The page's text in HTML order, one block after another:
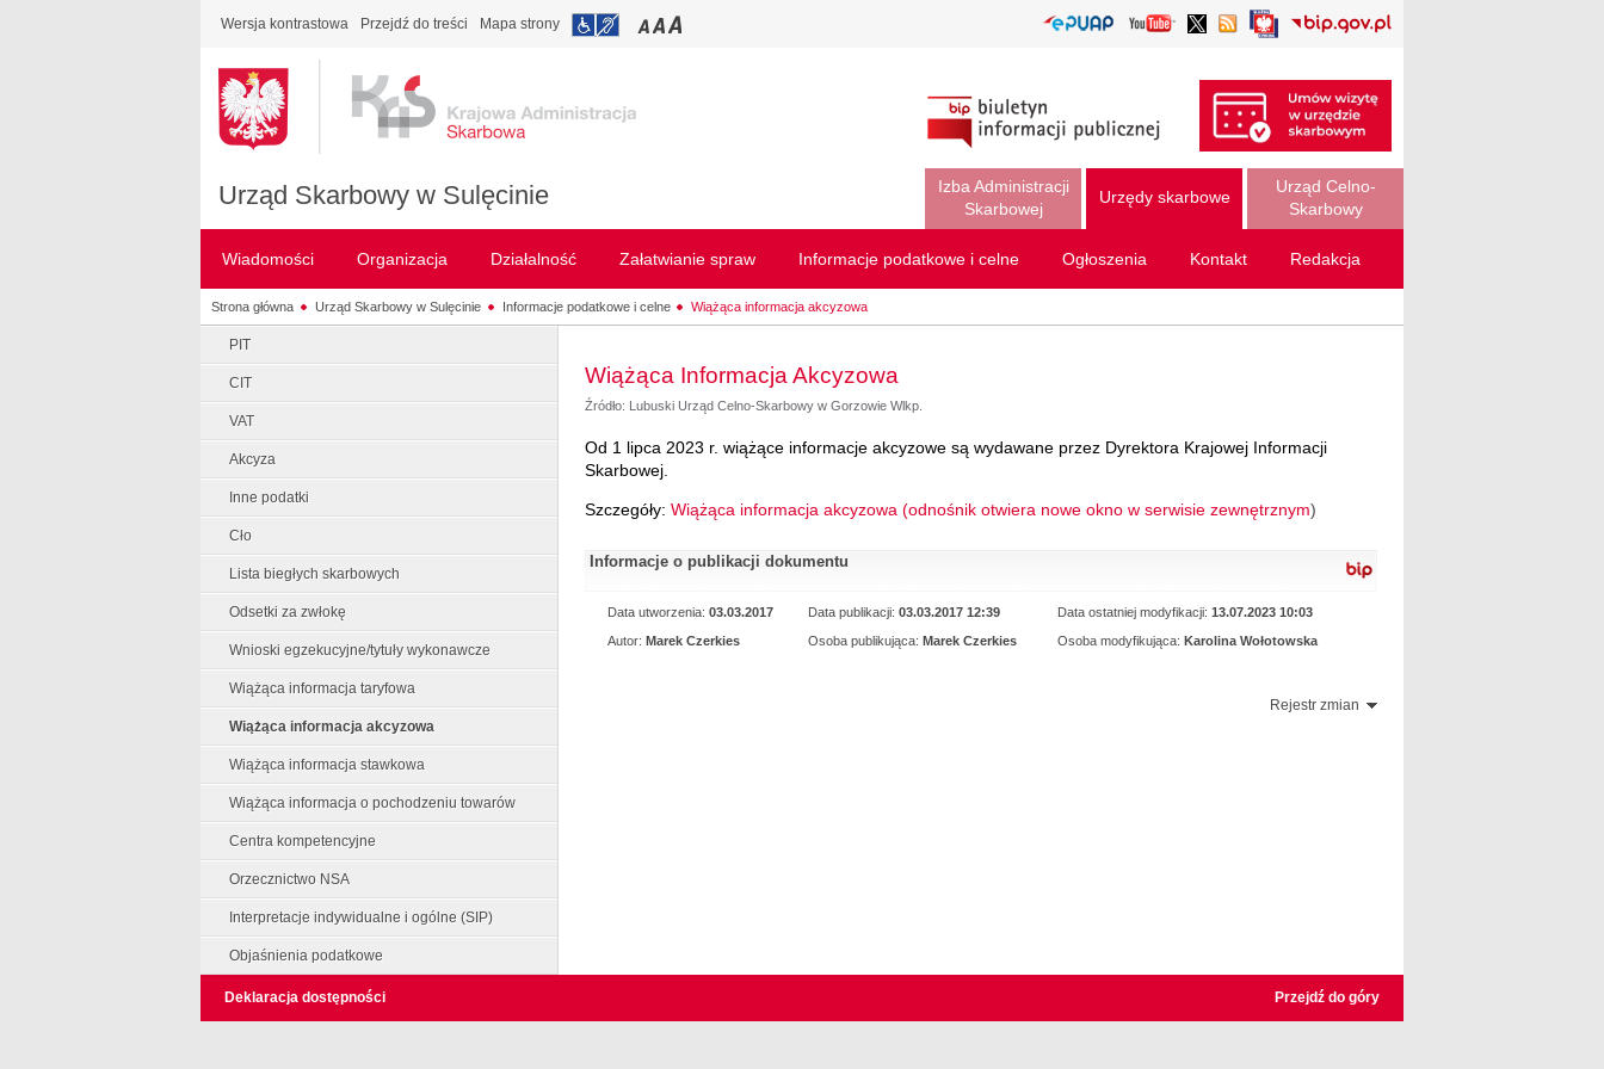
Wersja kontrastowa Przejdź do treści Mapa strony
Urząd Skarbowy w Sulęcinie
Izba Administracji
Skarbowej
Urzędy skarbowe
Urząd Celno-
Skarbowy
Wiadomości Organizacja Działalność Załatwianie spraw Informacje podatkowe i celne Ogłoszenia Kontakt Redakcja
Strona główna Urząd Skarbowy w Sulęcinie Informacje podatkowe i celne Wiążąca informacja akcyzowa
PIT
CIT
VAT
Akcyza
Inne podatki
Cło
Lista biegłych skarbowych
Odsetki za zwłokę
Wnioski egzekucyjne/tytuły wykonawcze
Wiążąca informacja taryfowa
Wiążąca informacja akcyzowa
Wiążąca informacja stawkowa
Wiążąca informacja o pochodzeniu towarów
Centra kompetencyjne
Orzecznictwo NSA
Interpretacje indywidualne i ogólne (SIP)
Objaśnienia podatkowe
Wiążąca Informacja Akcyzowa
Źródło: Lubuski Urząd Celno-Skarbowy w Gorzowie Wlkp.
Od 1 lipca 2023 r. wiążące informacje akcyzowe są wydawane przez Dyrektora Krajowej Informacji
Skarbowej.
Szczegóły: Wiążąca informacja akcyzowa (odnośnik otwiera nowe okno w serwisie zewnętrznym)
Informacje o publikacji dokumentu
Data utworzenia: 03.03.2017 Data publikacji: 03.03.2017 12:39 Data ostatniej modyfikacji: 13.07.2023 10:03
Autor: Marek Czerkies Osoba publikująca: Marek Czerkies Osoba modyfikująca: Karolina Wołotowska
Rejestr zmian
Deklaracja dostępności Przejdź do góry